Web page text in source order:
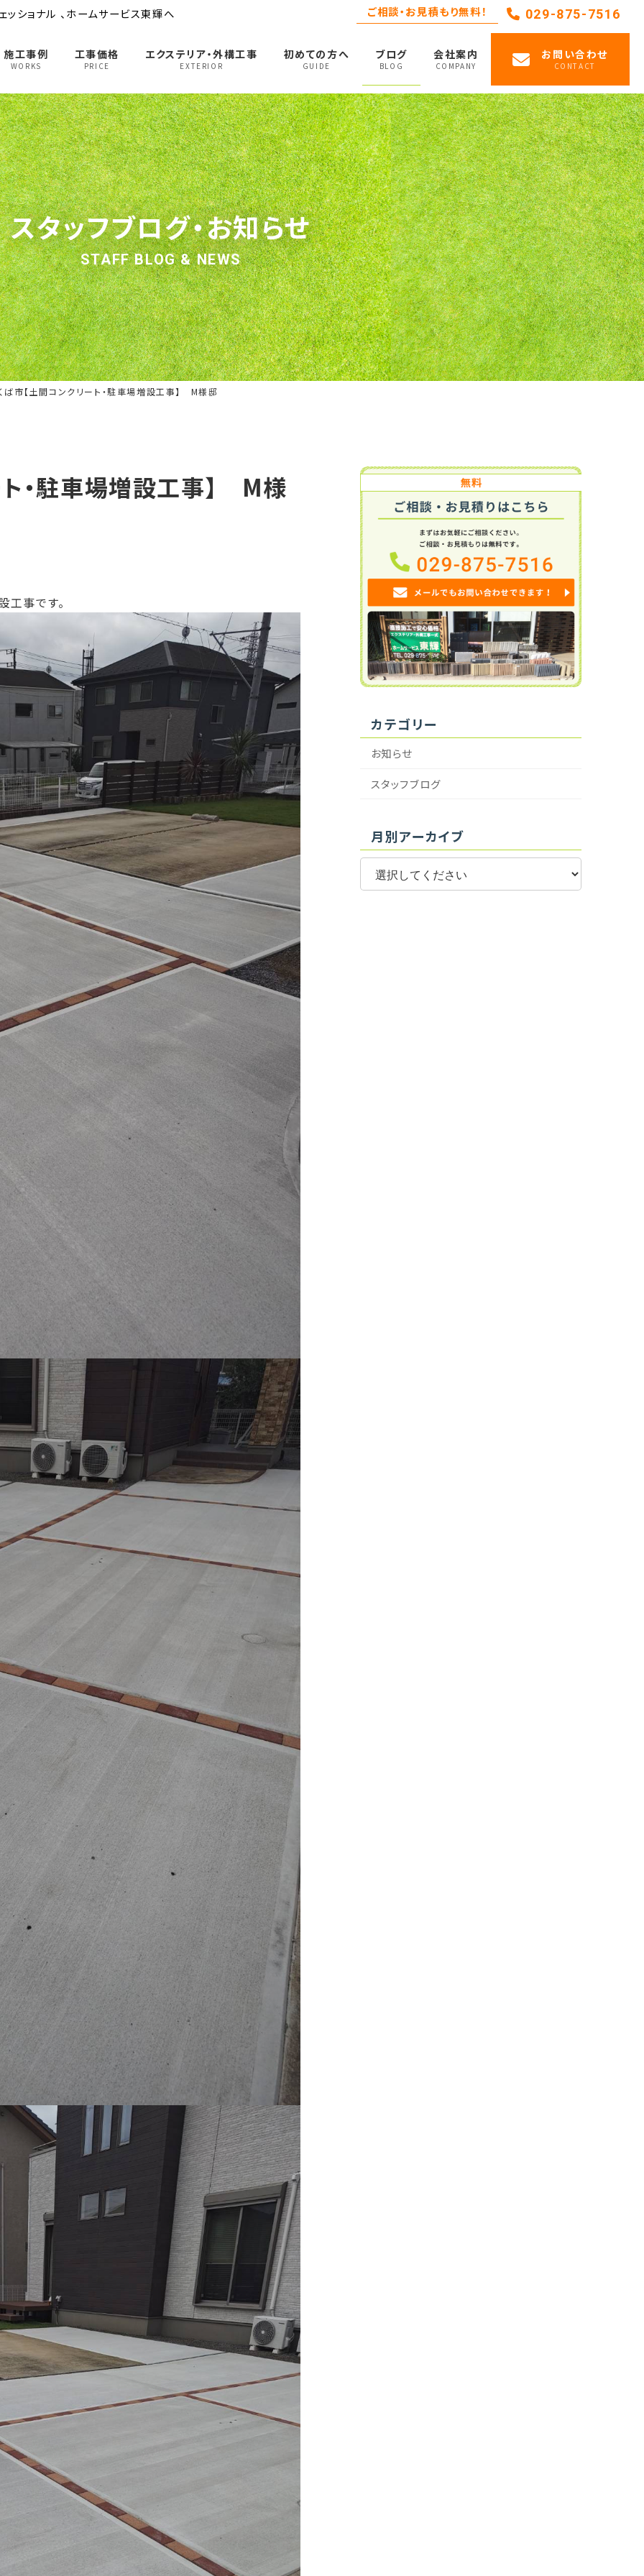
ショナル 、ホームサービス東輝へ ご相談・お見積もり無料！ 029-875-7516
施工事例
WORKS
工事価格
PRICE
エクステリア・外構工事
EXTERIOR
初めての方へ
GUIDE
ブログ
BLOG
会社案内
COMPANY
お問い合わせ
CONTACT
スタッフブログ・お知らせ
STAFF BLOG & NEWS
ば市【土間コンクリート・駐車場増設工事】 M様邸
・駐車場増設工事】 M様
事です。
カテゴリー
お知らせ
スタッフブログ
月別アーカイブ